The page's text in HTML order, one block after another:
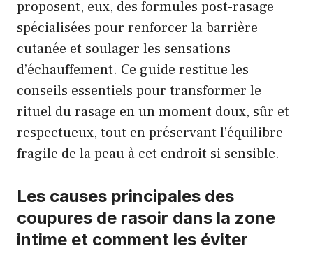
proposent, eux, des formules post-rasage
spécialisées pour renforcer la barrière
cutanée et soulager les sensations
d’échauffement. Ce guide restitue les
conseils essentiels pour transformer le
rituel du rasage en un moment doux, sûr et
respectueux, tout en préservant l’équilibre
fragile de la peau à cet endroit si sensible.
Les causes principales des
coupures de rasoir dans la zone
intime et comment les éviter